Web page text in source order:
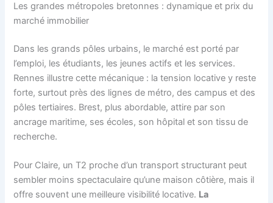
Les grandes métropoles bretonnes : dynamique et prix du
marché immobilier
Dans les grands pôles urbains, le marché est porté par
l’emploi, les étudiants, les jeunes actifs et les services.
Rennes illustre cette mécanique : la tension locative y reste
forte, surtout près des lignes de métro, des campus et des
pôles tertiaires. Brest, plus abordable, attire par son
ancrage maritime, ses écoles, son hôpital et son tissu de
recherche.
Pour Claire, un T2 proche d’un transport structurant peut
sembler moins spectaculaire qu’une maison côtière, mais il
offre souvent une meilleure visibilité locative. La